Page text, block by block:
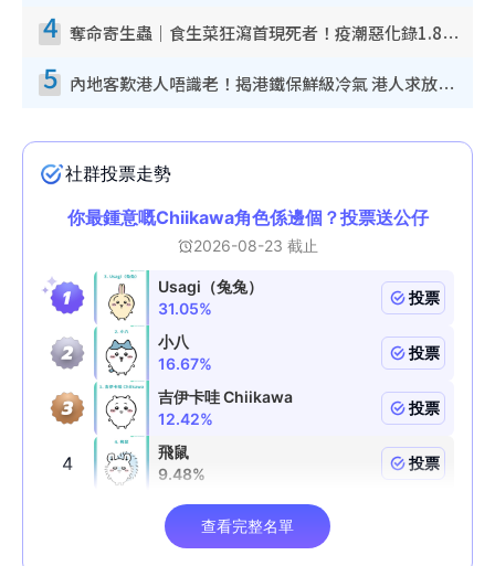
4 奪命寄生蟲｜食生菜狂瀉首現死者！疫潮惡化錄1.8萬宗病例 揭洗菜3大謬誤
5 內地客歎港人唔識老！揭港鐵保鮮級冷氣 港人求放過：咪投訴